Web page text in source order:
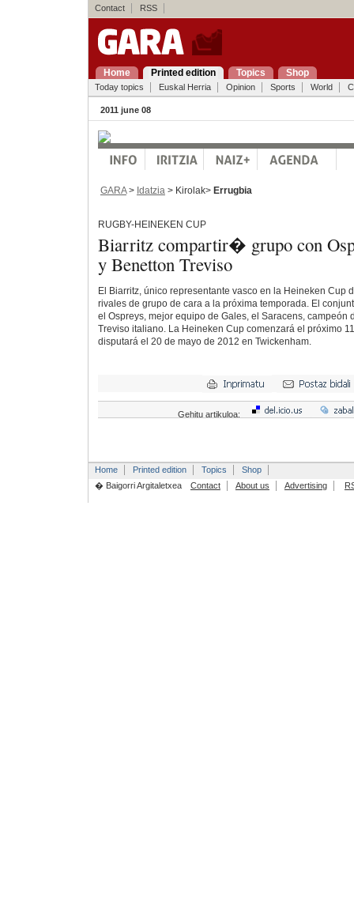
Contact RSS
Home Printed edition Topics Shop
Today topics Euskal Herria Opinion Sports World
2011 june 08
GARA> Idatzia > Kirolak> Errugbia
RUGBY-HEINEKEN CUP
Biarritz compartir� grupo con
y Benetton Treviso
El Biarritz, único representante vasco en la Heineken Cup
rivales de grupo de cara a la próxima temporada. El
el Ospreys, mejor equipo de Gales, el Saracens, campeón
Treviso italiano. La Heineken Cup comenzará el próximo
disputará el 20 de mayo de 2012 en Twickenham.
Gehitu artikuloa:
Home Printed edition Topics
Shop
� Baigorri Argitaletxea
Contact About us Advertising